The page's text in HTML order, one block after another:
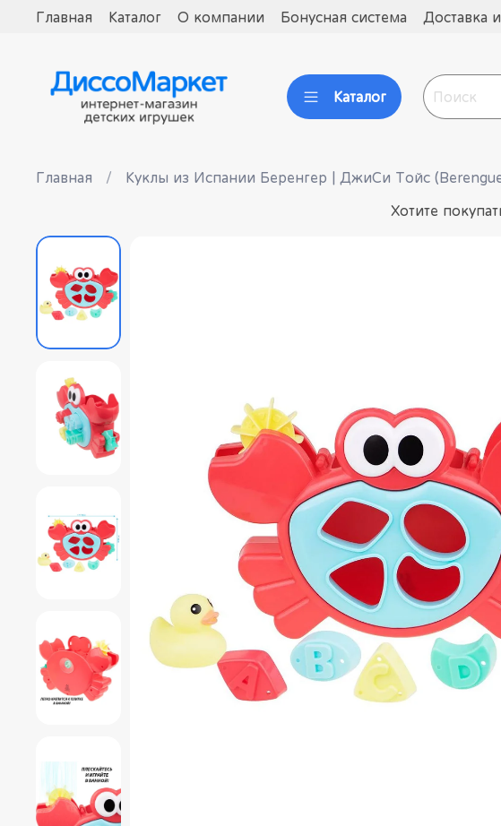
Главная Каталог О компании Бонусная система Доставка
Каталог
Главная Куклы из Испании Беренгер | ДжиСи Тойс
Хотите